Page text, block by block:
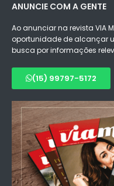
ANUNCIE COM A GENTE
Ao anunciar na revista VIA
oportunidade de alcançar
busca por informações
(15) 99797-5172